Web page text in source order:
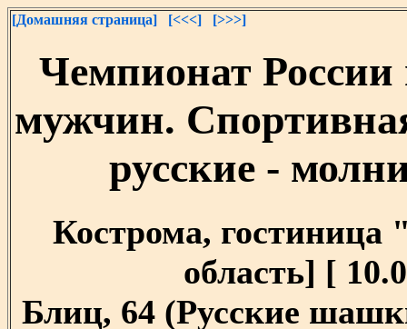
[Домашняя страница] [<<<] [>>>]
Чемпионат России
мужчин.
русские -
Кострома, гостиница
область] [
Блиц, 64 (Русские